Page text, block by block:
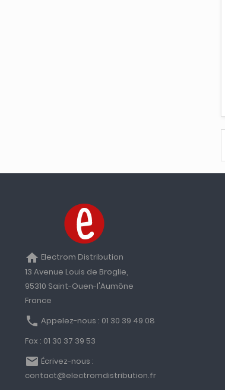
home Electrom Distribution
13 Avenue Louis de Broglie,
95310 Saint-Ouen-l'Aumône
France
phone Appelez-nous : 01 30 39 49 08
Fax : 01 30 37 39 53
email Écrivez-nous :
contact@electromdistribution.fr